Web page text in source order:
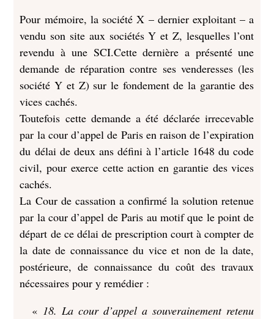
Pour mémoire, la société X – dernier exploitant – a
vendu son site aux sociétés Y et Z, lesquelles l’ont
revendu à une SCI.Cette dernière a présenté une
demande de réparation contre ses venderesses (les
société Y et Z) sur le fondement de la garantie des
vices cachés.
Toutefois cette demande a été déclarée irrecevable
par la cour d’appel de Paris en raison de l’expiration
du délai de deux ans défini à l’article 1648 du code
civil, pour exerce cette action en garantie des vices
cachés.
La Cour de cassation a confirmé la solution retenue
par la cour d’appel de Paris au motif que le point de
départ de ce délai de prescription court à compter de
la date de connaissance du vice et non de la date,
postérieure, de connaissance du coût des travaux
nécessaires pour y remédier :
« 18. La cour d’appel a souverainement retenu